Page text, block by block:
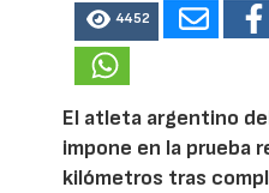
4452
El atleta argentino
impone en la prueba
kilómetros tras